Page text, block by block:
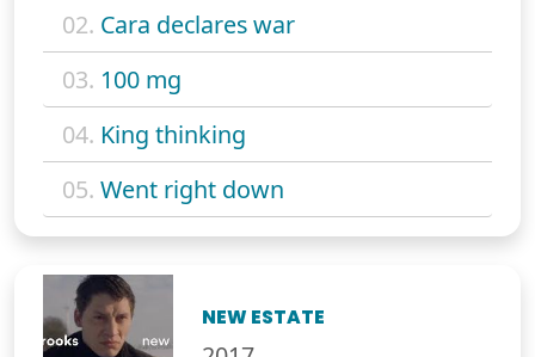
02. Cara declares war
03. 100 mg
04. King thinking
05. Went right down
NEW ESTATE